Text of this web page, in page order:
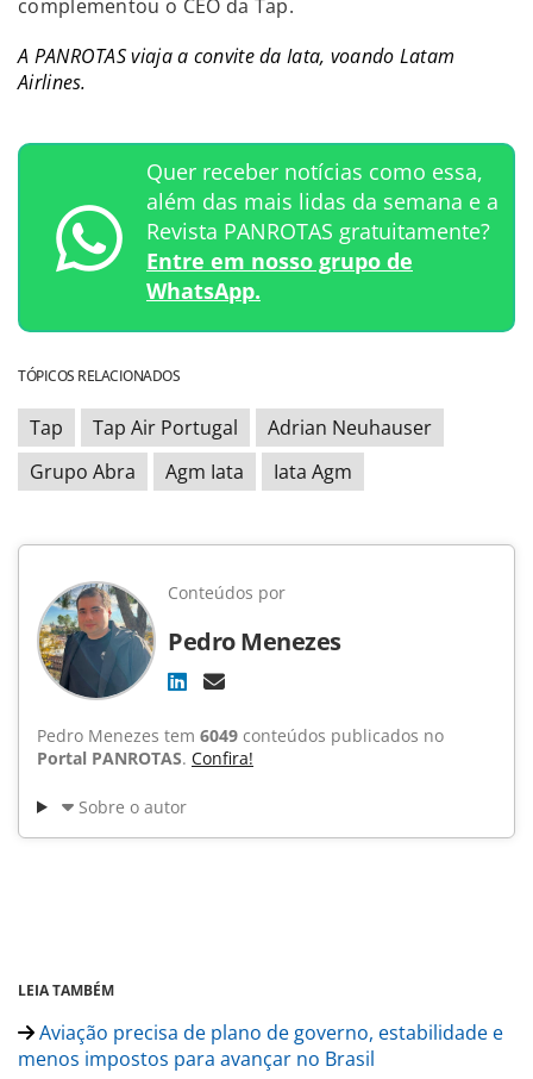
complementou o CEO da Tap.
A PANROTAS viaja a convite da Iata, voando Latam
Airlines.
Quer receber notícias como essa,
além das mais lidas da semana e a
Revista PANROTAS gratuitamente?
Entre em nosso grupo de
WhatsApp.
TÓPICOS RELACIONADOS
Tap Tap Air Portugal
Adrian Neuhauser
Grupo Abra
Agm Iata Iata Agm
Conteúdos por
Pedro Menezes
Pedro Menezes tem 6049 conteúdos publicados no
Portal PANROTAS. Confira!
Sobre o autor
LEIA TAMBÉM
Aviação precisa de plano de governo, estabilidade e
menos impostos para avançar no Brasil